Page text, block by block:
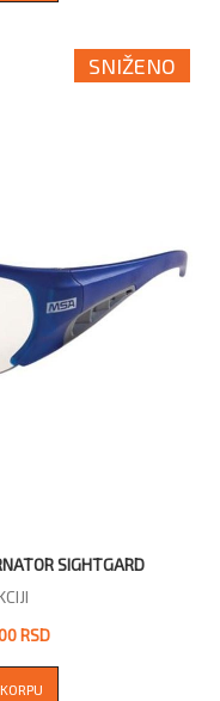
SNIŽENO
SIGHTGARD
RSD